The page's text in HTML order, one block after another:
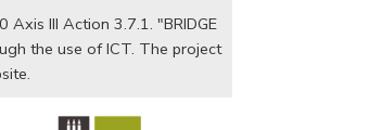
III Action 3.7.1. "BRIDGE
the use of ICT. The project